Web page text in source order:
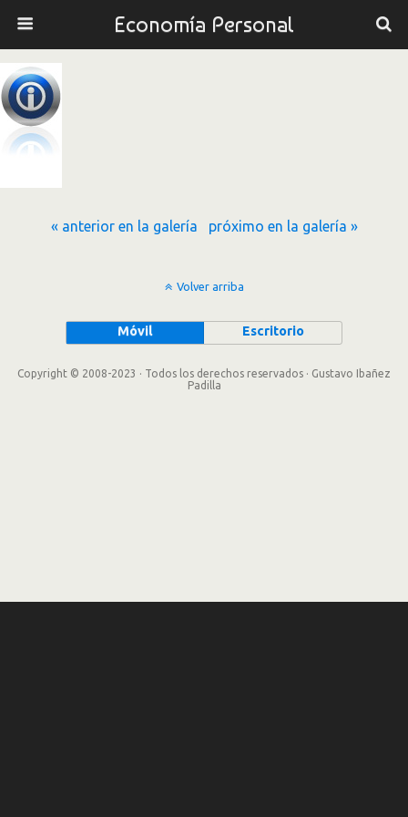
Economía Personal
« anterior en la galería próximo en la galería »
Volver arriba
Móvil Escritorio
Copyright © 2008-2023 · Todos los derechos reservados · Gustavo Ibañez
Padilla